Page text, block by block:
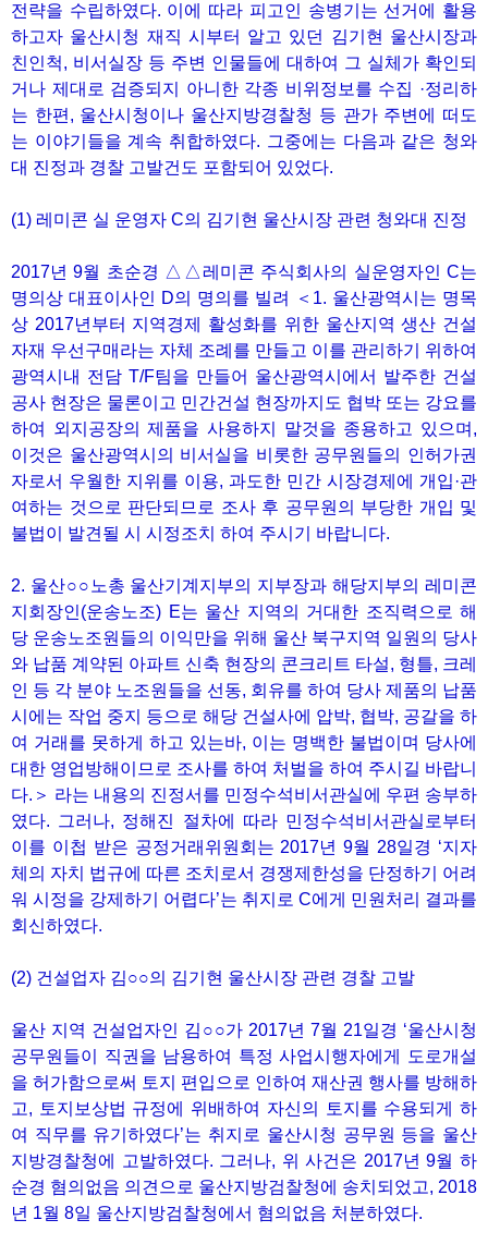
전략을 수립하였다. 이에 따라 피고인 송병기는 선거에 활용
하고자 울산시청 재직 시부터 알고 있던 김기현 울산시장과
친인척, 비서실장 등 주변 인물들에 대하여 그 실체가 확인되
거나 제대로 검증되지 아니한 각종 비위정보를 수집 ·정리하
는 한편, 울산시청이나 울산지방경찰청 등 관가 주변에 떠도
는 이야기들을 계속 취합하였다. 그중에는 다음과 같은 청와
대 진정과 경찰 고발건도 포함되어 있었다.
(1) 레미콘 실 운영자 C의 김기현 울산시장 관련 청와대 진정
2017년 9월 초순경 △△레미콘 주식회사의 실운영자인 C는
명의상 대표이사인 D의 명의를 빌려 ＜1. 울산광역시는 명목
상 2017년부터 지역경제 활성화를 위한 울산지역 생산 건설
자재 우선구매라는 자체 조례를 만들고 이를 관리하기 위하여
광역시내 전담 T/F팀을 만들어 울산광역시에서 발주한 건설
공사 현장은 물론이고 민간건설 현장까지도 협박 또는 강요를
하여 외지공장의 제품을 사용하지 말것을 종용하고 있으며,
이것은 울산광역시의 비서실을 비롯한 공무원들의 인허가권
자로서 우월한 지위를 이용, 과도한 민간 시장경제에 개입·관
여하는 것으로 판단되므로 조사 후 공무원의 부당한 개입 및
불법이 발견될 시 시정조치 하여 주시기 바랍니다.
2. 울산○○노총 울산기계지부의 지부장과 해당지부의 레미콘
지회장인(운송노조) E는 울산 지역의 거대한 조직력으로 해
당 운송노조원들의 이익만을 위해 울산 북구지역 일원의 당사
와 납품 계약된 아파트 신축 현장의 콘크리트 타설, 형틀, 크레
인 등 각 분야 노조원들을 선동, 회유를 하여 당사 제품의 납품
시에는 작업 중지 등으로 해당 건설사에 압박, 협박, 공갈을 하
여 거래를 못하게 하고 있는바, 이는 명백한 불법이며 당사에
대한 영업방해이므로 조사를 하여 처벌을 하여 주시길 바랍니
다.＞ 라는 내용의 진정서를 민정수석비서관실에 우편 송부하
였다. 그러나, 정해진 절차에 따라 민정수석비서관실로부터
이를 이첩 받은 공정거래위원회는 2017년 9월 28일경 ‘지자
체의 자치 법규에 따른 조치로서 경쟁제한성을 단정하기 어려
워 시정을 강제하기 어렵다’는 취지로 C에게 민원처리 결과를
회신하였다.
(2) 건설업자 김○○의 김기현 울산시장 관련 경찰 고발
울산 지역 건설업자인 김○○가 2017년 7월 21일경 ‘울산시청
공무원들이 직권을 남용하여 특정 사업시행자에게 도로개설
을 허가함으로써 토지 편입으로 인하여 재산권 행사를 방해하
고, 토지보상법 규정에 위배하여 자신의 토지를 수용되게 하
여 직무를 유기하였다’는 취지로 울산시청 공무원 등을 울산
지방경찰청에 고발하였다. 그러나, 위 사건은 2017년 9월 하
순경 혐의없음 의견으로 울산지방검찰청에 송치되었고, 2018
년 1월 8일 울산지방검찰청에서 혐의없음 처분하였다.